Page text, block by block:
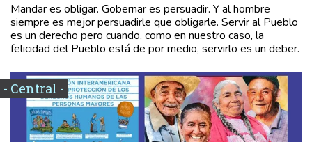
Mandar es obligar. Gobernar es persuadir. Y al hombre
siempre es mejor persuadirle que obligarle. Servir al Pueblo
es un derecho pero cuando, como en nuestro caso, la
felicidad del Pueblo está de por medio, servirlo es un deber.
- Central -